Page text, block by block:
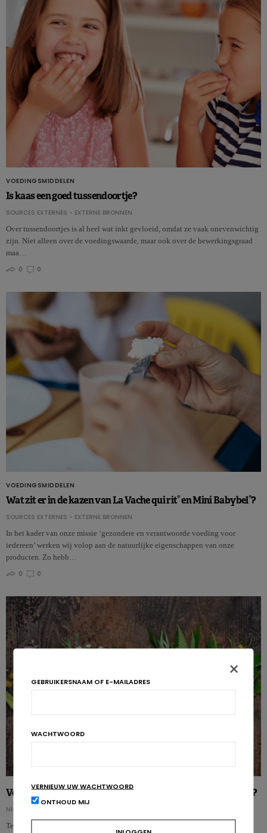
VOEDINGSMIDDELEN
Is kaas een goed tussendoortje?
SOURCES EXTERNES - EXTERNE BRONNEN
Over tussendoortjes is al heel wat inkt gevloeid, omdat ze vaak onevenwichtig
zijn. Niet alleen over de voedingswaarde, maar ook over de bewerkingsgraad
maa…
0
0
VOEDINGSMIDDELEN
Wat zit er in de kazen van La Vache qui rit®en Mini Babybel®?
SOURCES EXTERNES - EXTERNE BRONNEN
In het kader van onze missie ‘gezondere en verantwoorde voeding voor
iedereen’ werken wij volop aan de natuurlijke eigenschappen van onze
producten. Zo hebb…
0
0
Voedingssupplementen en gewichtsverlies. Veilig? Efficiënt?
NICOLAS GUGGENBÜHL
Tegenwoordig overspoelen voedingssupplementen de afslankmarkt. Maar
×
GEBRUIKERSNAAM OF E-MAILADRES
WACHTWOORD
VERNIEUW UW WACHTWOORD
ONTHOUD MIJ